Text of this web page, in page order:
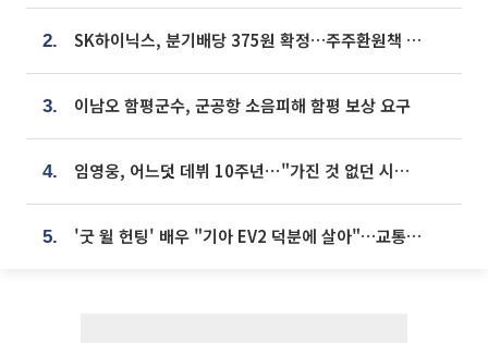
2. SK하이닉스, 분기배당 375원 확정…주주환원책 9월로 앞당겨 발표
3. 이남오 함평군수, 군공항 소음피해 함평 보상 요구
4. 임영웅, 어느덧 데뷔 10주년⋯"가진 것 없던 시절, 내 앞엔 20명의 팬뿐"
5. '굿 윌 헌팅' 배우 "기아 EV2 덕분에 살아"…교통사고 후 안전성 극찬